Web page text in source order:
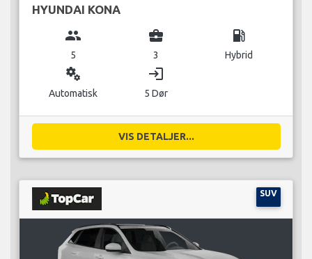
HYUNDAI KONA
group
5
business_center
3
local_gas_station
Hybrid
miscellaneous_services
Automatisk
login
5 Dør
VIS DETALJER...
SUV